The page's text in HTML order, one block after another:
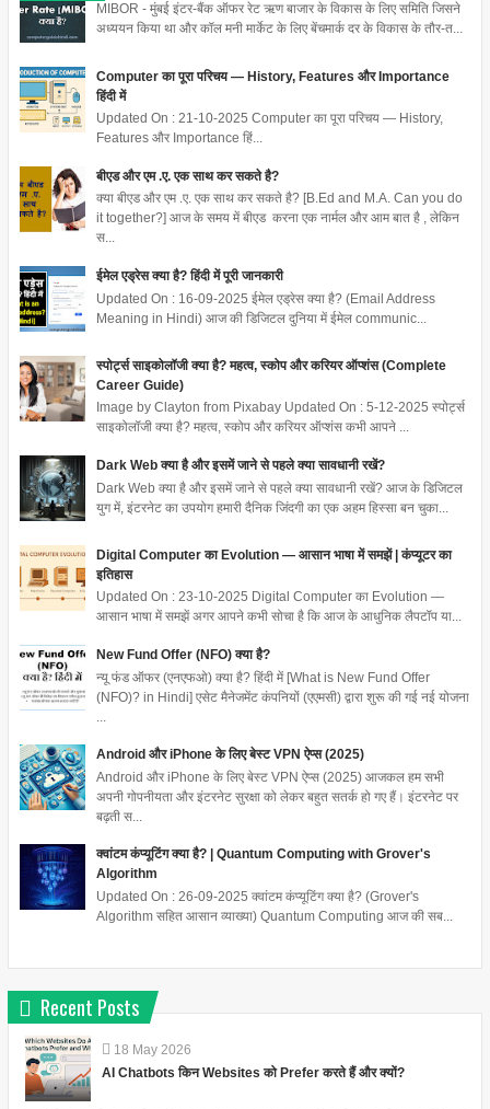
MIBOR - मुंबई इंटर-बैंक ऑफर रेट ऋण बाजार के विकास के लिए समिति जिसने
अध्ययन किया था और कॉल मनी मार्केट के लिए बेंचमार्क दर के विकास के तौर-त...
Computer का पूरा परिचय — History, Features और Importance
हिंदी में
Updated On : 21-10-2025 Computer का पूरा परिचय — History,
Features और Importance हिं...
बीएड और एम .ए. एक साथ कर सकते है?
क्या बीएड और एम .ए. एक साथ कर सकते है? [B.Ed and M.A. Can you do
it together?] आज के समय में बीएड करना एक नार्मल और आम बात है , लेकिन
स...
ईमेल एड्रेस क्या है? हिंदी में पूरी जानकारी
Updated On : 16-09-2025 ईमेल एड्रेस क्या है? (Email Address
Meaning in Hindi) आज की डिजिटल दुनिया में ईमेल communic...
स्पोर्ट्स साइकोलॉजी क्या है? महत्व, स्कोप और करियर ऑप्शंस (Complete
Career Guide)
Image by Clayton from Pixabay Updated On : 5-12-2025 स्पोर्ट्स
साइकोलॉजी क्या है? महत्व, स्कोप और करियर ऑप्शंस कभी आपने ...
Dark Web क्या है और इसमें जाने से पहले क्या सावधानी रखें?
Dark Web क्या है और इसमें जाने से पहले क्या सावधानी रखें? आज के डिजिटल
युग में, इंटरनेट का उपयोग हमारी दैनिक जिंदगी का एक अहम हिस्सा बन चुका...
Digital Computer का Evolution — आसान भाषा में समझें | कंप्यूटर का
इतिहास
Updated On : 23-10-2025 Digital Computer का Evolution —
आसान भाषा में समझें अगर आपने कभी सोचा है कि आज के आधुनिक लैपटॉप या...
New Fund Offer (NFO) क्या है?
न्यू फंड ऑफर (एनएफओ) क्या है? हिंदी में [What is New Fund Offer
(NFO)? in Hindi] एसेट मैनेजमेंट कंपनियों (एएमसी) द्वारा शुरू की गई नई योजना
Android और iPhone के लिए बेस्ट VPN ऐप्स (2025)
Android और iPhone के लिए बेस्ट VPN ऐप्स (2025) आजकल हम सभी
अपनी गोपनीयता और इंटरनेट सुरक्षा को लेकर बहुत सतर्क हो गए हैं। इंटरनेट पर
बढ़ती स...
क्वांटम कंप्यूटिंग क्या है? | Quantum Computing with Grover's
Algorithm
Updated On : 26-09-2025 क्वांटम कंप्यूटिंग क्या है? (Grover's
Algorithm सहित आसान व्याख्या) Quantum Computing आज की सब...
Recent Posts
18 May 2026
AI Chatbots किन Websites को Prefer करते हैं और क्यों?